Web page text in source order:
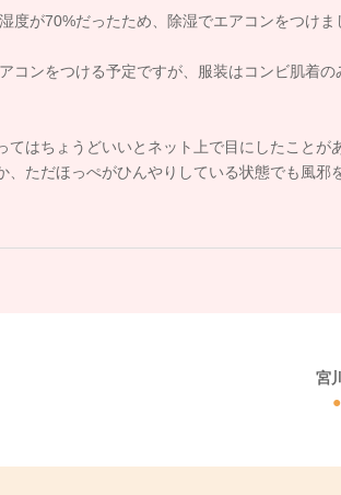
度が70%だったため、除湿でエアコンをつけま
コンをつける予定ですが、服装はコンビ肌着の
てはちょうどいいとネット上で目にしたことが
、ただほっぺがひんやりしている状態でも風邪
宮